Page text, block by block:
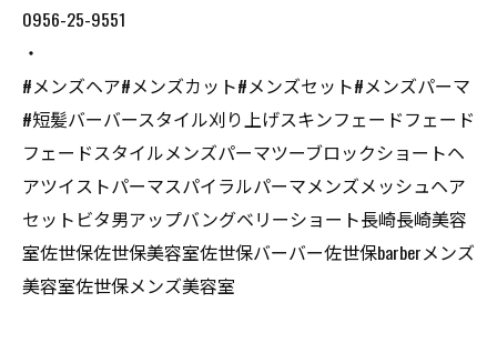
0956-25-9551
・
#メンズヘア#メンズカット#メンズセット#メンズパーマ
#短髪バーバースタイル刈り上げスキンフェードフェード
フェードスタイルメンズパーマツーブロックショートヘ
アツイストパーマスパイラルパーマメンズメッシュヘア
セットビタ男アップバングベリーショート長崎長崎美容
室佐世保佐世保美容室佐世保バーバー佐世保barberメンズ
美容室佐世保メンズ美容室